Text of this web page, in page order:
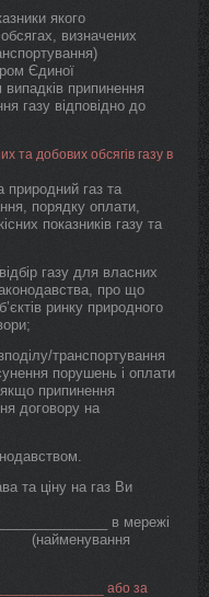
якого
визначених
Єдиної
випадків припинення
газу відповідно до
та добових обсягів газу в
природний газ та
порядку оплати,
показників газу та
газу для власних
про що
ринку природного
транспортування
порушень і оплати
припинення
договору на
та ціну на газ Ви
в мережі
або за